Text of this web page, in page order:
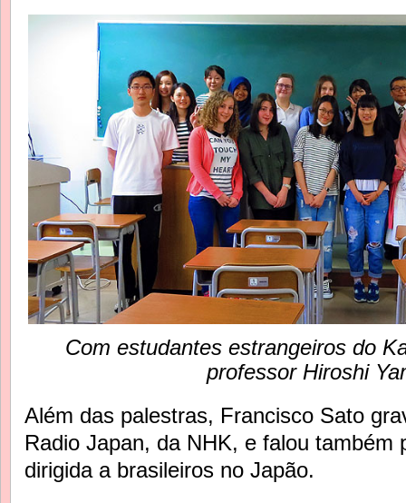
Com estudantes estrangeiros do
professor Hiroshi
Além das palestras, Francisco Sato
Radio Japan, da NHK, e falou também
dirigida a brasileiros no Japão.